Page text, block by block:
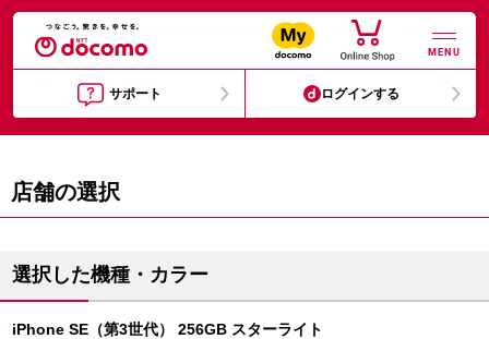
MENU
サポート ログインする
店舗の選択
選択した機種・カラー
iPhone SE（第3世代） 256GB スターライト